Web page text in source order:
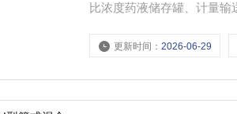
比浓度药液储存罐、计量
更新时间：2026-06-29